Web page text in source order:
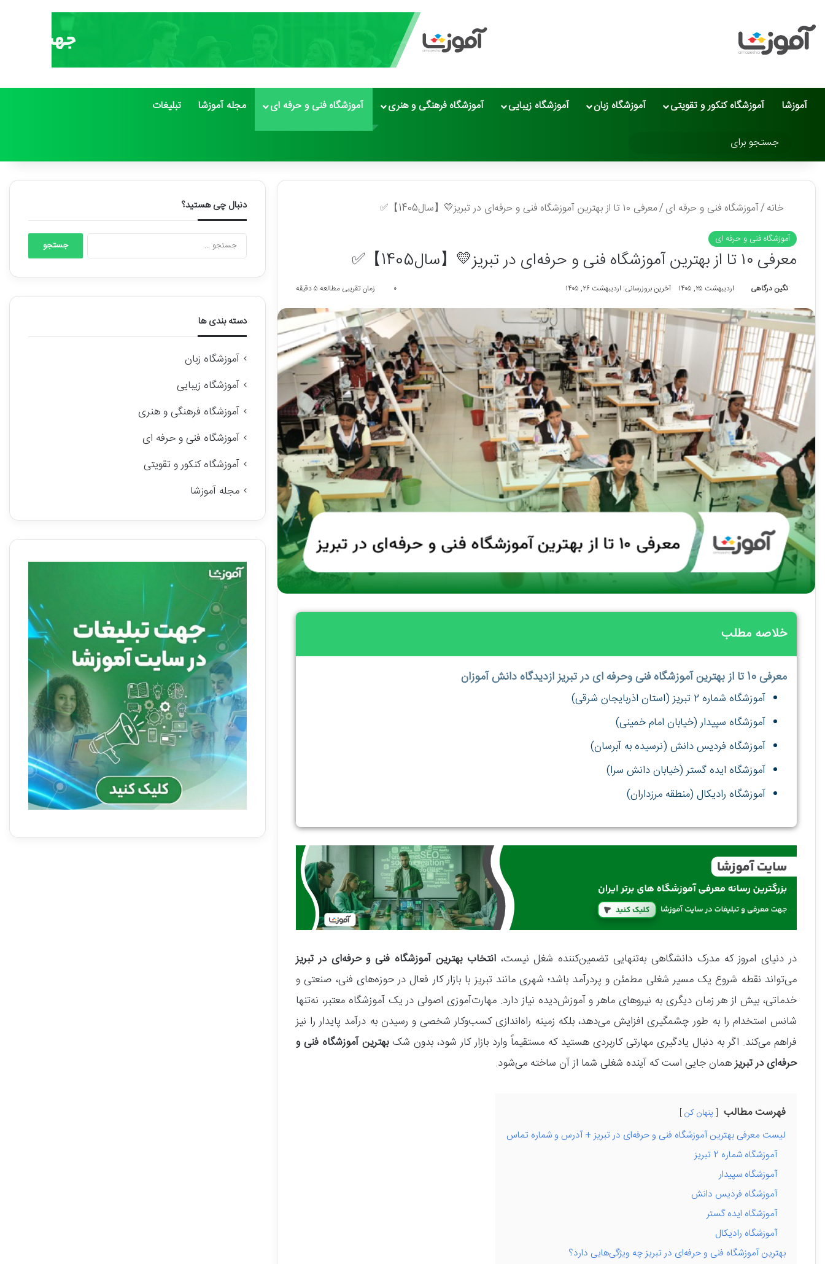
آموزشا آموزشگاه کنکور و تقویتی آموزشگاه زبان آموزشگاه زیبایی آموزشگاه فرهنگی و هنری آموزشگاه فنی و حرفه ای مجله آموزشا تبلیغات
تغییر پوسته
برای
خانه/آموزشگاه فنی و حرفه ای/معرفی ۱۰ تا از بهترین آموزشگاه فنی و حرفه‌ای در تبریز💛【سال1405】✅
آموزشگاه فنی و حرفه ای
معرفی ۱۰ تا از بهترین آموزشگاه فنی و حرفه‌ای در تبریز💛【سال1405】✅
نگین درگاهی اردیبهشت ۲۵, ۱۴۰۵ آخرین بروزرسانی: اردیبهشت ۲۶, ۱۴۰۵ ۰ زمان تقریبی مطالعه ۵ دقیقه
خلاصه مطلب
معرفی 10 تا از بهترین آموزشگاه فنی وحرفه ای در تبریز ازدیدگاه دانش آموزان
آموزشگاه شماره 2 تبریز (استان اذربایجان شرقی)
آموزشگاه سپیدار (خیابان امام خمینی)
آموزشگاه فردیس دانش (نرسیده به آبرسان)
آموزشگاه ایده گستر (خیابان دانش سرا)
آموزشگاه رادیکال (منطقه مرزداران)
در دنیای امروز که مدرک دانشگاهی به‌تنهایی تضمین‌کننده شغل نیست،انتخاب بهترین آموزشگاه فنی و حرفه‌ای در تبریز
می‌تواند نقطه شروع یک مسیر شغلی مطمئن و پردرآمد باشد؛ شهری مانند تبریز با بازار کار فعال در حوزه‌های فنی، صنعتی و
خدماتی، بیش از هر زمان دیگری به نیروهای ماهر و آموزش‌دیده نیاز دارد. مهارت‌آموزی اصولی در یک آموزشگاه معتبر، نه‌تنها
شانس استخدام را به طور چشمگیری افزایش می‌دهد، بلکه زمینه راه‌اندازی کسب‌وکار شخصی و رسیدن به درآمد پایدار را نیز
فراهم می‌کند. اگر به دنبال یادگیری مهارتی کاربردی هستید که مستقیماً وارد بازار کار شود، بدون شکبهترین آموزشگاه فنی و
حرفه‌ای در تبریزهمان جایی است که آینده شغلی شما از آن ساخته می‌شود.
فهرست مطالب پنهان کن
لیست معرفی بهترین آموزشگاه فنی و حرفه‌ای در تبریز + آدرس و شماره تماس
آموزشگاه شماره 2 تبریز
آموزشگاه سپیدار
آموزشگاه فردیس دانش
آموزشگاه ایده گستر
آموزشگاه رادیکال
بهترین آموزشگاه فنی و حرفه‌ای در تبریز چه ویژگی‌هایی دارد؟
دنبال چی هستید؟
جستجو
برای:
دسته بندی ها
آموزشگاه زبان
آموزشگاه زیبایی
آموزشگاه فرهنگی و هنری
آموزشگاه فنی و حرفه ای
آموزشگاه کنکور و تقویتی
مجله آموزشا